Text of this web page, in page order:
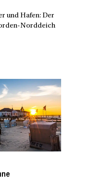
und Hafen: Der
Norddeich